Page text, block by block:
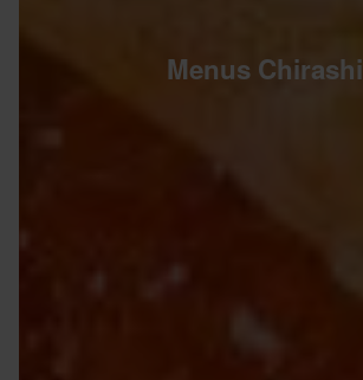
Menus Chirashi